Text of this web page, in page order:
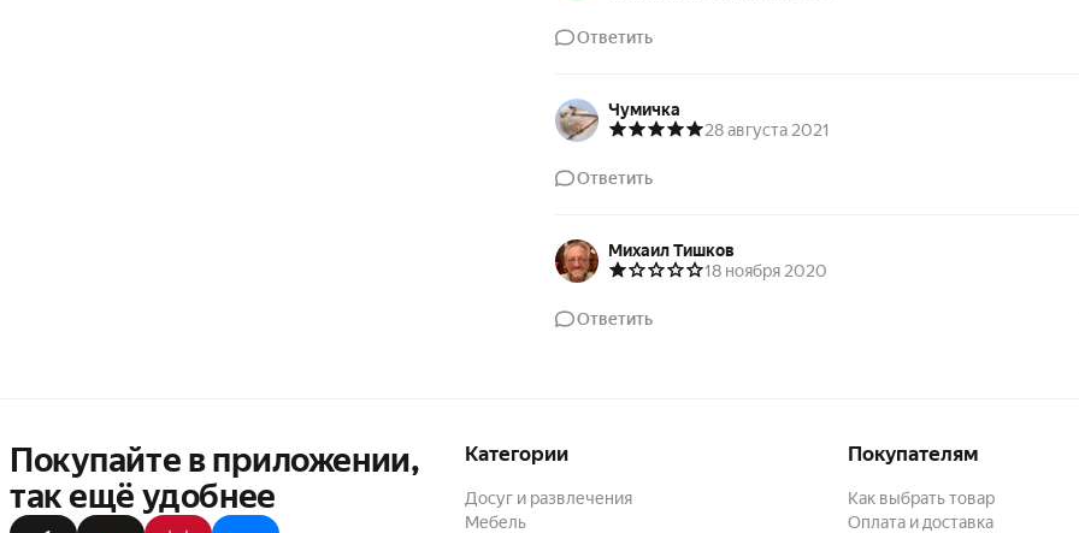
Ответить
Чумичка
28 августа 2021
Ответить
Михаил Тишков
18 ноября 2020
Ответить
Покупайте в приложении,
так ещё удобнее
Категории
Досуг и развлечения
Мебель
Покупателям
Как выбрать товар
Оплата и доставка